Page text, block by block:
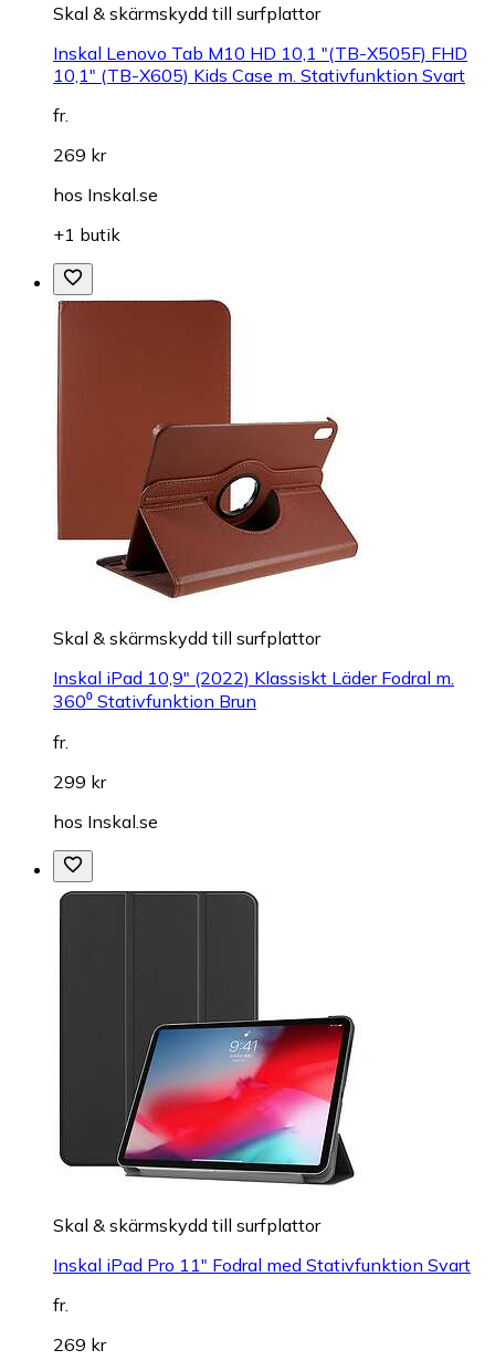
Skal & skärmskydd till surfplattor
Inskal Lenovo Tab M10 HD 10,1 "(TB-X505F) FHD
10,1" (TB-X605) Kids Case m. Stativfunktion Svart
fr.
269 kr
hos Inskal.se
+1 butik
Skal & skärmskydd till surfplattor
Inskal iPad 10,9" (2022) Klassiskt Läder Fodral m.
360⁰ Stativfunktion Brun
fr.
299 kr
hos Inskal.se
Skal & skärmskydd till surfplattor
Inskal iPad Pro 11" Fodral med Stativfunktion Svart
fr.
269 kr